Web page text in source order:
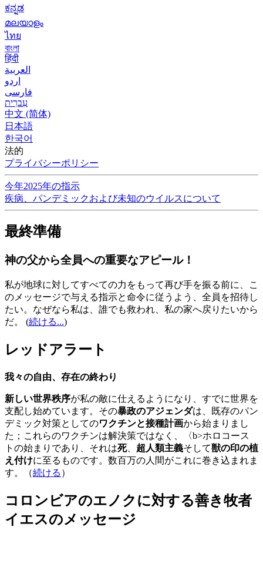
ಕನ್ನಡ
മലയാളം
ไทย
বাংলা
हिंदी
العربية
اردو
فارسی
עִברִית
中文 (简体)
日本語
한국어
法的
プライバシーポリシー
今年2025年の指示
疾病、パンデミックおよび未知のウイルスについて
最終準備
神の父から全員への重要なアピール！
私が地球に対してすべての力をもって再び手を振る前に、こ
のメッセージで与える指示と命令に従うよう、全員を招待し
たい。なぜなら私は、誰でも救われ、私の家へ戻りたいから
だ。
(続ける...)
レッドアラート
我々の自由、存在の終わり
新しい世界秩序が私の敵に仕えるようになり、すでに世界を
支配し始めています。その暴政のアジェンダは、既存のパン
デミック対策としてのワクチンと接種計画から始まりまし
た；これらのワクチンは解決策ではなく、〈b>ホロコース
トの始まりであり、それは死、 超人類主義そして獣の印の植
え付けに至るものです。数百万の人間がこれに巻き込まれま
す。（続ける ）
コロンビアのエノクに対する善き牧者
イエスのメッセージ